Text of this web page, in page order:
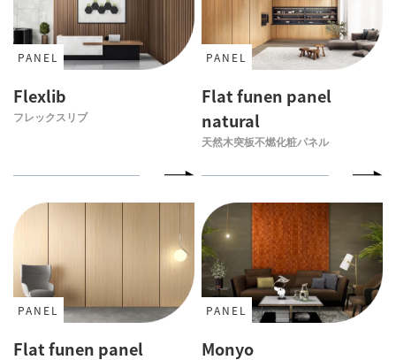
PANEL
Flexlib
フレックスリブ
PANEL
Flat funen panel
natural
天然木突板不燃化粧パネル
PANEL
Flat funen panel
PANEL
Monyo